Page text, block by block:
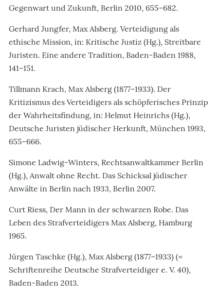
Gegenwart und Zukunft, Berlin 2010, 655–682.
Gerhard Jungfer, Max Alsberg. Verteidigung als
ethische Mission, in: Kritische Justiz (Hg.), Streitbare
Juristen. Eine andere Tradition, Baden-Baden 1988,
141–151.
Tillmann Krach, Max Alsberg (1877–1933). Der
Kritizismus des Verteidigers als schöpferisches Prinzip
der Wahrheitsfindung, in: Helmut Heinrichs (Hg.),
Deutsche Juristen jüdischer Herkunft, München 1993,
655–666.
Simone Ladwig-Winters, Rechtsanwaltkammer Berlin
(Hg.), Anwalt ohne Recht. Das Schicksal jüdischer
Anwälte in Berlin nach 1933, Berlin 2007.
Curt Riess, Der Mann in der schwarzen Robe. Das
Leben des Strafverteidigers Max Alsberg, Hamburg
1965.
Jürgen Taschke (Hg.), Max Alsberg (1877–1933) (=
Schriftenreihe Deutsche Strafverteidiger e. V. 40),
Baden-Baden 2013.